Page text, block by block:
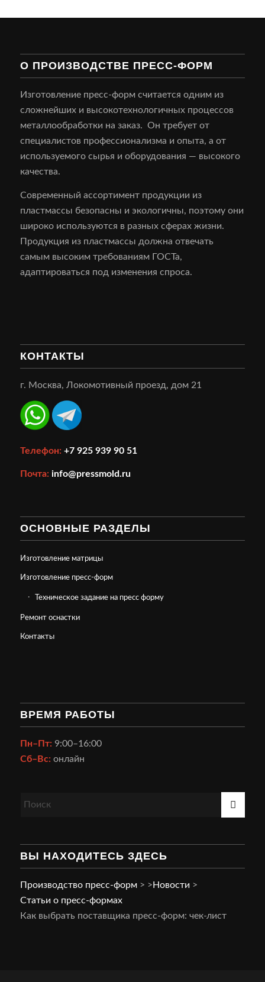
О ПРОИЗВОДСТВЕ ПРЕСС-ФОРМ
Изготовление пресс-форм считается одним из
сложнейших и высокотехнологичных процессов
металлообработки на заказ. Он требует от
специалистов профессионализма и опыта, а от
используемого сырья и оборудования — высокого
качества.
Современный ассортимент продукции из
пластмассы безопасны и экологичны, поэтому они
широко используются в разных сферах жизни.
Продукция из пластмассы должна отвечать
самым высоким требованиям ГОСТа,
адаптироваться под изменения спроса.
КОНТАКТЫ
г. Москва, Локомотивный проезд, дом 21
Телефон: +7 925 939 90 51
Почта: info@pressmold.ru
ОСНОВНЫЕ РАЗДЕЛЫ
Изготовление матрицы
Изготовление пресс-форм
Техническое задание на пресс форму
Ремонт оснастки
Контакты
ВРЕМЯ РАБОТЫ
Пн–Пт:9:00–16:00
Сб–Вс:онлайн
ВЫ НАХОДИТЕСЬ ЗДЕСЬ
Производство пресс-форм>
Статьи о пресс-формах
> Новости >
Как выбрать поставщика пресс-форм: чек-лист